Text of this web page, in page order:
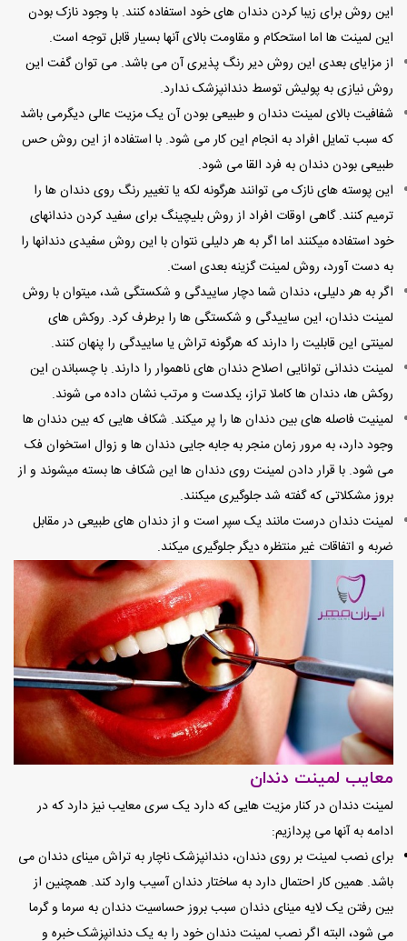
این روش برای زیبا کردن دندان های خود استفاده کنند. با وجود نازک بودن
این لمینت ها اما استحکام و مقاومت بالای آنها بسیار قابل توجه است.
از مزایای بعدی این روش دیر رنگ پذیری آن می باشد. می توان گفت این
روش نیازی به پولیش توسط دندانپزشک ندارد.
شفافیت بالای لمینت دندان و طبیعی بودن آن یک مزیت عالی دیگر‌می باشد
که سبب تمایل افراد به انجام این کار می شود. با استفاده از این روش حس
طبیعی بودن دندان به فرد القا می شود.
این پوسته های نازک می توانند هرگونه لکه یا تغییر رنگ روی دندان ها را
ترمیم کنند. گاهی اوقات افراد از روش بلیچینگ برای سفید کردن دندانهای
خود استفاده میکنند اما اگر به هر دلیلی نتوان با این روش سفیدی دندانها را
به دست آورد، روش لمینت گزینه بعدی است.
اگر به هر دلیلی، دندان شما دچار ساییدگی و شکستگی شد، میتوان با روش
لمینت دندان، این ساییدگی و شکستگی ها را برطرف کرد. روکش های
لمینتی این قابلیت را دارند که هرگونه تراش یا ساییدگی را پنهان کنند.
لمینت دندانی توانایی اصلاح دندان های ناهموار را دارند. با چسباندن این
روکش ها، دندان ها کاملا تراز، یکدست و مرتب نشان داده می شوند.
لمینیت فاصله های بین دندان ها را پر میکند. شکاف هایی که بین دندان ها
وجود دارد، به مرور زمان منجر به جابه جایی دندان ها و زوال استخوان فک
می شود. با قرار دادن لمینت روی دندان ها این شکاف ها بسته میشوند و از
بروز مشکلاتی که گفته شد جلوگیری میکنند.
لمینت دندان درست مانند یک سپر است و از دندان های طبیعی در مقابل
ضربه و اتفاقات غیر منتظره دیگر جلوگیری میکند.
معایب لمینت دندان
لمینت دندان در کنار مزیت هایی که دارد یک سری معایب نیز دارد که در
ادامه به آنها می پردازیم:
برای نصب لمینت بر روی دندان، دندانپزشک ناچار به تراش مینای دندان می
باشد. همین کار احتمال دارد به ساختار دندان آسیب وارد کند. همچنین از
بین رفتن یک لایه مینای دندان سبب بروز حساسیت دندان به سرما و گرما
می شود، البته اگر نصب لمینت دندان خود را به یک دندانپزشک خبره و